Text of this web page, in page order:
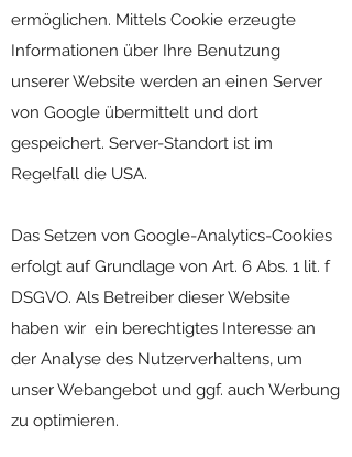
ermöglichen. Mittels Cookie erzeugte
Informationen über Ihre Benutzung
unserer Website werden an einen Server
von Google übermittelt und dort
gespeichert. Server-Standort ist im
Regelfall die USA.
Das Setzen von Google-Analytics-Cookies
erfolgt auf Grundlage von Art. 6 Abs. 1 lit. f
DSGVO. Als Betreiber dieser Website
haben wir ein berechtigtes Interesse an
der Analyse des Nutzerverhaltens, um
unser Webangebot und ggf. auch Werbung
zu optimieren.